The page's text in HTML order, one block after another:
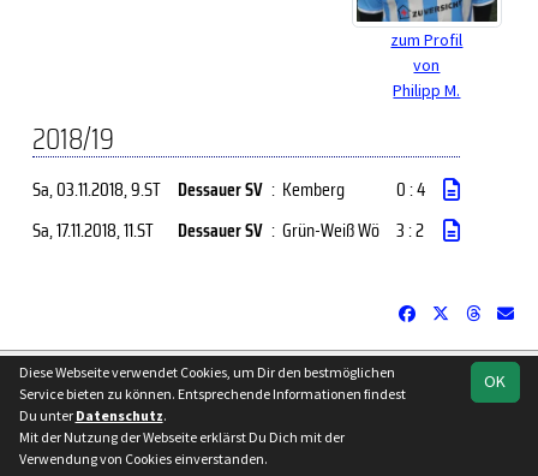
zum Profil
von
Philipp M.
2018/19
Sa, 03.11.2018, 9.ST Dessauer SV : Kemberg
0 : 4
Sa, 17.11.2018, 11.ST Dessauer SV : Grün-Weiß Wö 3 : 2
soccero.de
© 2006 - 2026
Besucherstatistik Kontakt Impressum
OK
Diese Webseite verwendet Cookies, um Dir den bestmöglichen
Service bieten zu können. Entsprechende Informationen findest
Du unter Datenschutz.
Mit der Nutzung der Webseite erklärst Du Dich mit der
Verwendung von Cookies einverstanden.